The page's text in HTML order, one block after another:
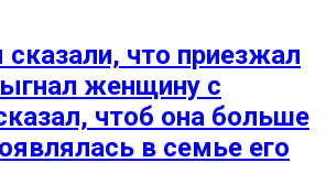
что приезжал
женщину с
чтоб она больше
в семье его